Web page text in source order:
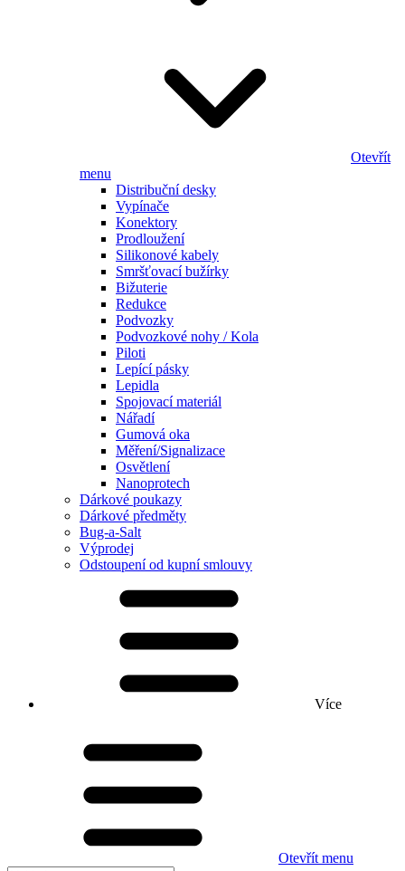
Otevřít
menu
Distribuční desky
Vypínače
Konektory
Prodloužení
Silikonové kabely
Smršťovací bužírky
Bižuterie
Redukce
Podvozky
Podvozkové nohy / Kola
Piloti
Lepící pásky
Lepidla
Spojovací materiál
Nářadí
Gumová oka
Měření/Signalizace
Osvětlení
Nanoprotech
Dárkové poukazy
Dárkové předměty
Bug-a-Salt
Výprodej
Odstoupení od kupní smlouvy
Více
Otevřít menu